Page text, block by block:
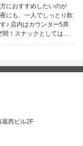
におすすめしたいのが
にも、一人でしっとり飲
5席
！スナックとしては広
ること！気立てが良
さを楽しめるのも魅力の
様でも退屈知らず。カワ
さまざまなので、きっと
客様もすぐに溶け込める
際は、ぜひ「ナイトパブ
さい！
葛西ビル2F